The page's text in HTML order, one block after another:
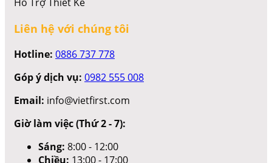
Liên hệ với chúng tôi
Hotline: 0886 737 778
Góp ý dịch vụ: 0982 555 008
Email: info@vietfirst.com
Giờ làm việc (Thứ 2 - 7):
Sáng: 8:00 - 12:00
Chiều: 13:00 - 17:00